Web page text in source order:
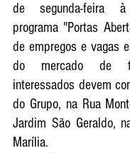
de segunda-feira
programa "Portas
de empregos e vagas
do mercado de
interessados devem
do Grupo, na Rua
Jardim São Geraldo,
Marília.